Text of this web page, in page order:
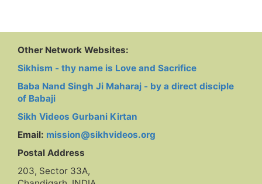
Other Network Websites:
Sikhism - thy name is Love and Sacrifice
Baba Nand Singh Ji Maharaj - by a direct disciple
of Babaji
Sikh Videos Gurbani Kirtan
Email: mission@sikhvideos.org
Postal Address
203, Sector 33A,